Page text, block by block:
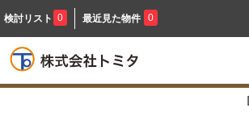
検討リスト 0 最近見た物件 0